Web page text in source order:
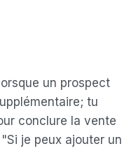
un prospect
tu
conclure la vente
"Si je peux ajouter un